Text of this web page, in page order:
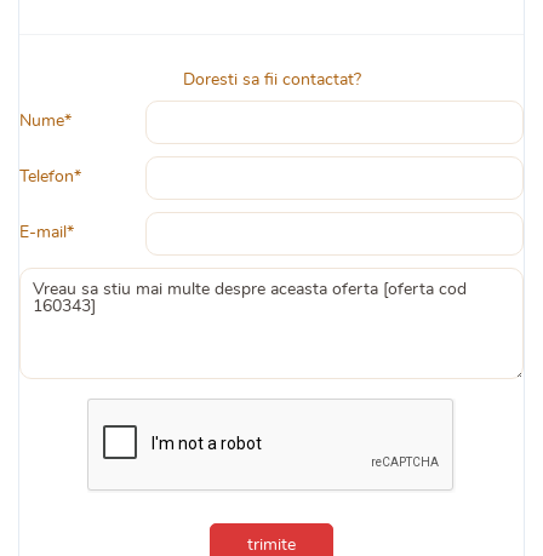
Doresti sa fii contactat?
Nume*
Telefon*
E-mail*
trimite